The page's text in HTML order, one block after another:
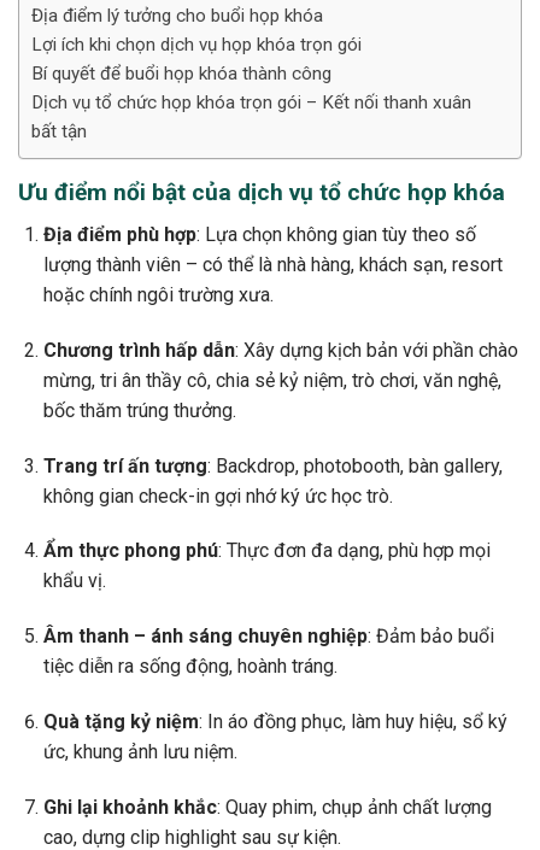
Địa điểm lý tưởng cho buổi họp khóa
Lợi ích khi chọn dịch vụ họp khóa trọn gói
Bí quyết để buổi họp khóa thành công
Dịch vụ tổ chức họp khóa trọn gói – Kết nối thanh xuân
bất tận
Ưu điểm nổi bật của dịch vụ tổ chức họp khóa
Địa điểm phù hợp: Lựa chọn không gian tùy theo số
lượng thành viên – có thể là nhà hàng, khách sạn, resort
hoặc chính ngôi trường xưa.
Chương trình hấp dẫn: Xây dựng kịch bản với phần chào
mừng, tri ân thầy cô, chia sẻ kỷ niệm, trò chơi, văn nghệ,
bốc thăm trúng thưởng.
Trang trí ấn tượng: Backdrop, photobooth, bàn gallery,
không gian check-in gợi nhớ ký ức học trò.
Ẩm thực phong phú: Thực đơn đa dạng, phù hợp mọi
khẩu vị.
Âm thanh – ánh sáng chuyên nghiệp: Đảm bảo buổi
tiệc diễn ra sống động, hoành tráng.
Quà tặng kỷ niệm: In áo đồng phục, làm huy hiệu, sổ ký
ức, khung ảnh lưu niệm.
Ghi lại khoảnh khắc: Quay phim, chụp ảnh chất lượng
cao, dựng clip highlight sau sự kiện.